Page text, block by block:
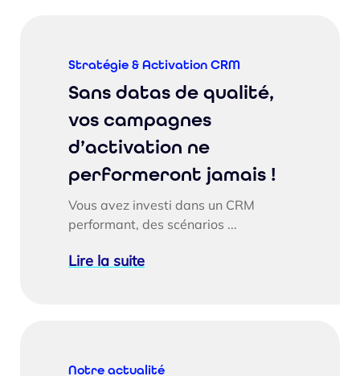
Stratégie & Activation CRM
Sans datas de qualité,
vos campagnes
d’activation ne
performeront jamais !
Vous avez investi dans un CRM
performant, des scénarios ...
Lire la suite
Notre actualité